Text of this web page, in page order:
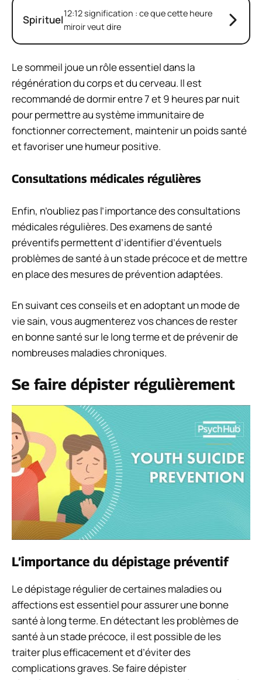
Spirituel12:12 signification : ce que cette heure
miroir veut dire
Le sommeil joue un rôle essentiel dans la
régénération du corps et du cerveau. Il est
recommandé de dormir entre 7 et 9 heures par nuit
pour permettre au système immunitaire de
fonctionner correctement, maintenir un poids santé
et favoriser une humeur positive.
Consultations médicales régulières
Enfin, n’oubliez pas l’importance des consultations
médicales régulières. Des examens de santé
préventifs permettent d’identifier d’éventuels
problèmes de santé à un stade précoce et de mettre
en place des mesures de prévention adaptées.
En suivant ces conseils et en adoptant un mode de
vie sain, vous augmenterez vos chances de rester
en bonne santé sur le long terme et de prévenir de
nombreuses maladies chroniques.
Se faire dépister régulièrement
L’importance du dépistage préventif
Le dépistage régulier de certaines maladies ou
affections est essentiel pour assurer une bonne
santé à long terme. En détectant les problèmes de
santé à un stade précoce, il est possible de les
traiter plus efficacement et d’éviter des
complications graves. Se faire dépister